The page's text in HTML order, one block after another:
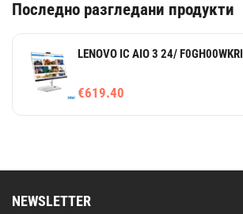
Последно разгледани продукти
LENOVO IC AIO 3 24/ F0GH00WKRI
€619.40
NEWSLETTER